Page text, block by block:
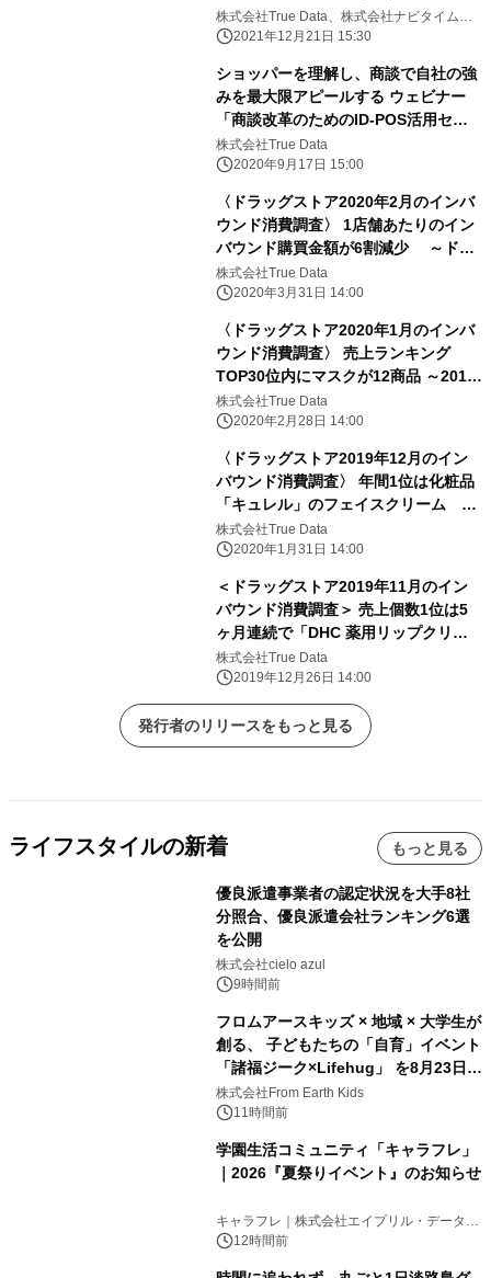
光客像を調査
株式会社True Data、株式会社ナビタイムジ
ャパン
2021年12月21日 15:30
ショッパーを理解し、商談で自社の強
みを最大限アピールする ウェビナー
「商談改革のためのID-POS活用セミ
ナー」無料開催 ～10月13日
(火)15:00スタート～
株式会社True Data
2020年9月17日 15:00
〈ドラッグストア2020年2月のインバ
ウンド消費調査〉 1店舗あたりのイン
バウンド購買金額が6割減少 ～ドラ
ッグストア国内消費全体は、 感染防止
対策商品の需要で16.1％増加～
株式会社True Data
2020年3月31日 14:00
〈ドラッグストア2020年1月のインバ
ウンド消費調査〉 売上ランキング
TOP30位内にマスクが12商品 ～2018
年10月以来15か月ぶりに購買金額が前
年同月を上回る～
株式会社True Data
2020年2月28日 14:00
〈ドラッグストア2019年12月のイン
バウンド消費調査〉 年間1位は化粧品
「キュレル」のフェイスクリーム
2019年1月～12月のインバウンド消費
金額は前年比17.2％の減少
株式会社True Data
2020年1月31日 14:00
＜ドラッグストア2019年11月のイン
バウンド消費調査＞ 売上個数1位は5
ヶ月連続で「DHC 薬用リップクリー
ム」 ～1店舗あたりのインバウンド
消費購買金額は、 前年同月比16％減
少～
株式会社True Data
2019年12月26日 14:00
発行者のリリースをもっと見る
ライフスタイルの新着 もっと見る
優良派遣事業者の認定状況を大手8社
分照合、優良派遣会社ランキング6選
を公開
株式会社cielo azul
9時間前
フロムアースキッズ × 地域 × 大学生が
創る、 子どもたちの「自育」イベント
「諸福ジーク×Lifehug」 を8月23日
(日)開催
株式会社From Earth Kids
11時間前
学園生活コミュニティ「キャラフレ」
｜2026『夏祭りイベント』のお知らせ
キャラフレ｜株式会社エイプリル・データ・
デザインズ
12時間前